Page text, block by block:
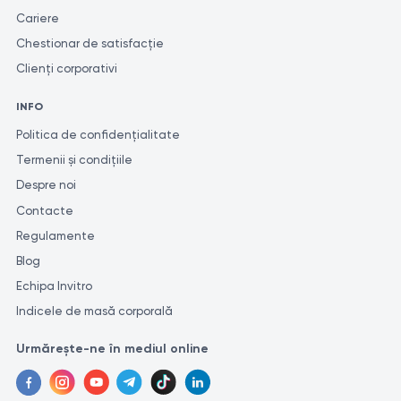
Cariere
Chestionar de satisfacție
Clienți corporativi
INFO
Politica de confidențialitate
Termenii și condițiile
Despre noi
Contacte
Regulamente
Blog
Echipa Invitro
Indicele de masă corporală
Urmărește-ne în mediul online